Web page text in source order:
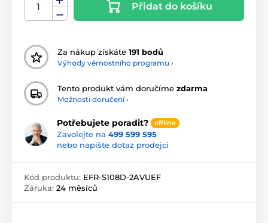
Přidat do košíku
Za nákup získáte 191 bodů
Výhody věrnostního programu ›
Tento produkt vám doručíme zdarma
Možnosti doručení ›
Potřebujete poradit? offline
Zavolejte na 499 599 595
nebo napište dotaz prodejci
Kód produktu: EFR-S108D-2AVUEF
Záruka: 24 měsíců